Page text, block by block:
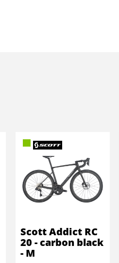
Scott Addict RC
20 - carbon black
- M